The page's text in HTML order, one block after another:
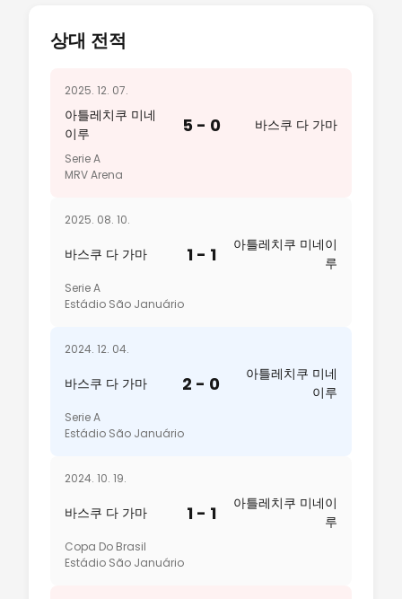
상대 전적
2025. 12. 07.
아틀레치쿠 미네
이루
5 - 0 바스쿠 다 가마
Serie A
MRV Arena
2025. 08. 10.
바스쿠 다 가마 1 - 1
아틀레치쿠 미네이
루
Serie A
Estádio São Januário
2024. 12. 04.
바스쿠 다 가마 2 - 0
아틀레치쿠 미네
이루
Serie A
Estádio São Januário
2024. 10. 19.
바스쿠 다 가마 1 - 1
아틀레치쿠 미네이
루
Copa Do Brasil
Estádio São Januário